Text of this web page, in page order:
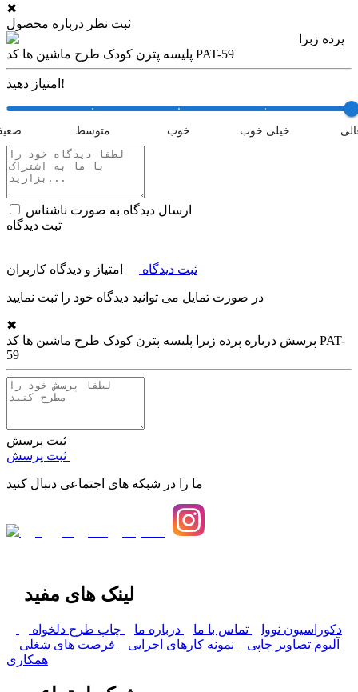
✖
ثبت نظر درباره محصول
پرده زبرا
پلیسه پترن کودک طرح ماشین ها کد PAT-59
امتیاز دهید!
متوسط خوب خیلی خوب
ارسال دیدگاه به صورت ناشناس
ثبت دیدگاه
ثبت دیدگاه امتیاز و دیدگاه کاربران
در صورت تمایل می توانید دیدگاه خود را ثبت نمایید
✖
پرسش درباره پرده زبرا پلیسه پترن کودک طرح ماشین ها کد PAT-
59
ثبت پرسش
ما را در شبکه های اجتماعی دنبال کنید
لینک های مفید
دکوراسیون نووا تماس با ما درباره ما
چاپ طرح دلخواه
آلبوم تصاویر چاپی
نمونه کارهای اجرایی
فرصت های شغلی
همکاری